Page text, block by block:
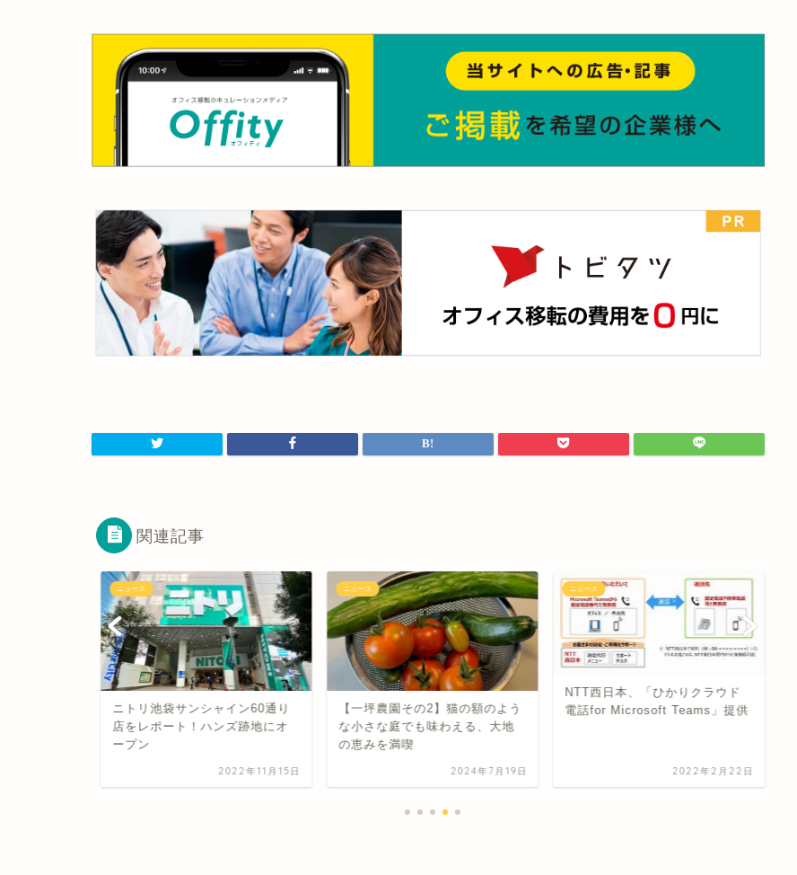
関連記事
ニュース
ニトリ池袋サンシャイン60通り
店をレポート！ハンズ跡地にオ
ープン
2022年11月15日
ニュース
【一坪農園その2】猫の額のよう
な小さな庭でも味わえる、大地
の恵みを満喫
2024年7月19日
ニュース
NTT西日本、「ひかりクラウド
電話for Microsoft Teams」提供
2022年2月22日